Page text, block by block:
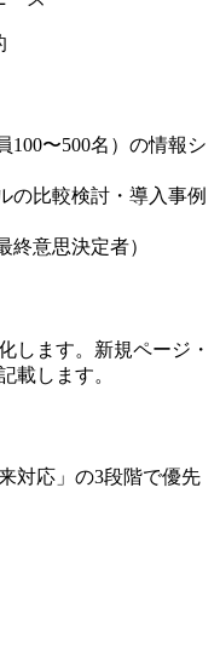
100〜500名）の情報シ
の比較検討・導入事例
終意思決定者）
します。新規ページ・
載します。
対応」の3段階で優先